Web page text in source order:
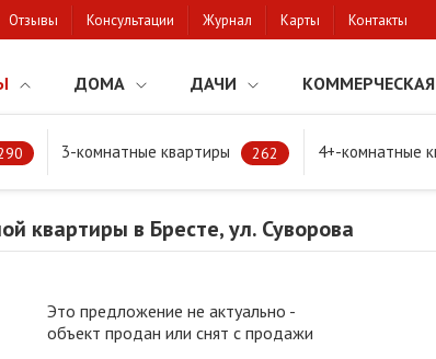
Отзывы Консультации Журнал Карты Контакты
ДОМА ДАЧИ КОММЕРЧЕСКАЯ
3-комнатные квартиры 262 4+-комнатные
в Бресте, ул. Суворова
квартиры в Бресте, ул. Суворова
Это предложение не актуально -
объект продан или снят с продажи